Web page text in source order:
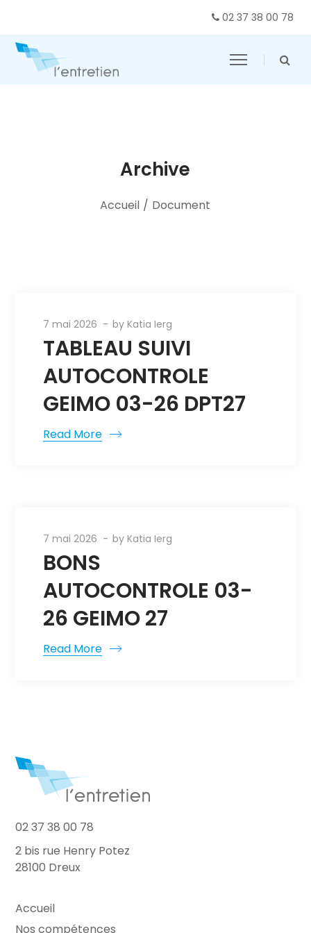
02 37 38 00 78
Archive
Accueil / Document
7 mai 2026 byKatia Ierg
TABLEAU SUIVI
AUTOCONTROLE
GEIMO 03-26 DPT27
Read More
7 mai 2026 byKatia Ierg
BONS
AUTOCONTROLE 03-
26 GEIMO 27
Read More
02 37 38 00 78
2 bis rue Henry Potez
28100 Dreux
Accueil
Nos compétences